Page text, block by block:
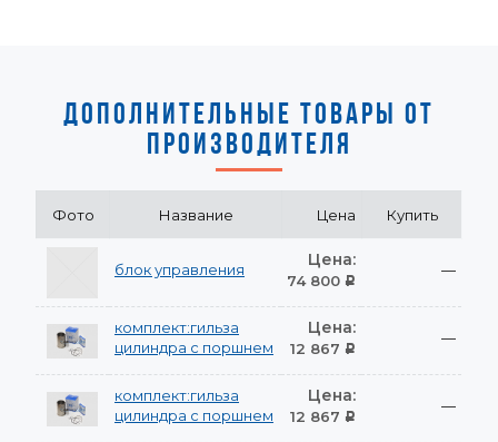
ДОПОЛНИТЕЛЬНЫЕ ТОВАРЫ ОТ
ПРОИЗВОДИТЕЛЯ
Фото Название Цена Купить
блок управления Цена:
74 800 Р
—
комплект:гильза
цилиндра с поршнем
Цена:
12 867 Р
—
комплект:гильза
цилиндра с поршнем
Цена:
12 867 Р
—